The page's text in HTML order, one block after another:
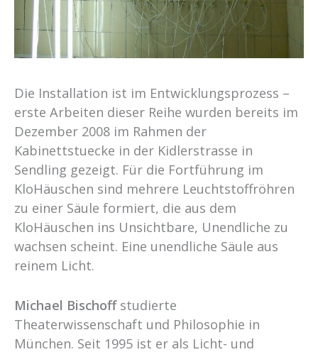
Die Installation ist im Entwicklungsprozess –
erste Arbeiten dieser Reihe wurden bereits im
Dezember 2008 im Rahmen der
Kabinettstuecke in der Kidlerstrasse in
Sendling gezeigt. Für die Fortführung im
KloHäuschen sind mehrere Leuchtstoffröhren
zu einer Säule formiert, die aus dem
KloHäuschen ins Unsichtbare, Unendliche zu
wachsen scheint. Eine unendliche Säule aus
reinem Licht.
Michael Bischoffstudierte
Theaterwissenschaft und Philosophie in
München. Seit 1995 ist er als Licht- und